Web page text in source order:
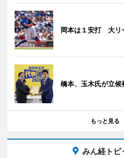
岡本は１安打 大リ
橋本、玉木氏が立
もっと見る
みん経トピ